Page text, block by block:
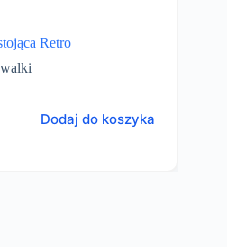
Retro
Dodaj do koszyka